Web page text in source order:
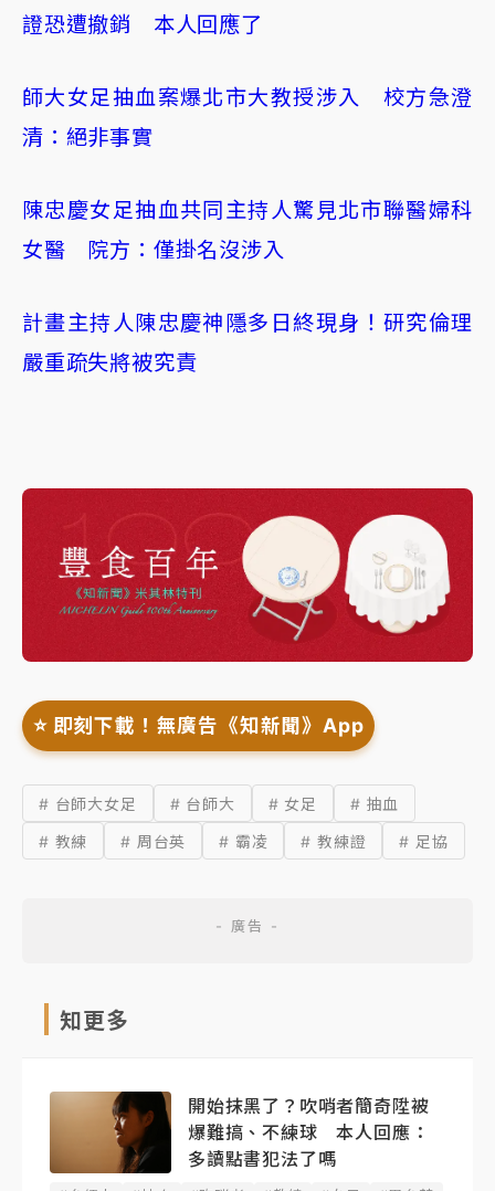
證恐遭撤銷 本人回應了
師大女足抽血案爆北市大教授涉入 校方急澄
清：絕非事實
陳忠慶女足抽血共同主持人驚見北市聯醫婦科
女醫 院方：僅掛名沒涉入
計畫主持人陳忠慶神隱多日終現身！研究倫理
嚴重疏失將被究責
⭐️ 即刻下載！無廣告《知新聞》App
# 台師大女足 # 台師大 # 女足
# 抽血
# 教練
# 周台英 # 霸凌 # 教練證 # 足協
知更多
開始抹黑了？吹哨者簡奇陞被
爆難搞、不練球 本人回應：
多讀點書犯法了嗎